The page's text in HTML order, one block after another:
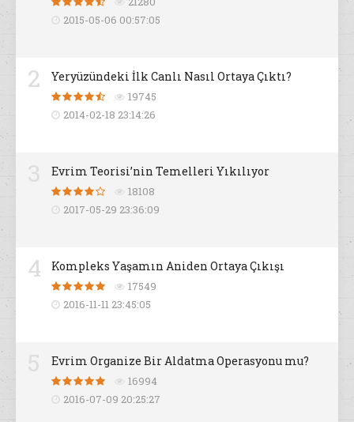
2015-05-06 00:57:05
2 Yeryüzündeki İlk Canlı Nasıl Ortaya Çıktı?
19745
2014-02-18 23:14:26
Evrim Teorisi’nin Temelleri Yıkılıyor
18108
2017-05-29 23:36:09
4 Kompleks Yaşamın Aniden Ortaya Çıkışı
17549
2016-11-11 23:45:05
Evrim Organize Bir Aldatma Operasyonu mu?
16994
2016-07-09 20:25:27